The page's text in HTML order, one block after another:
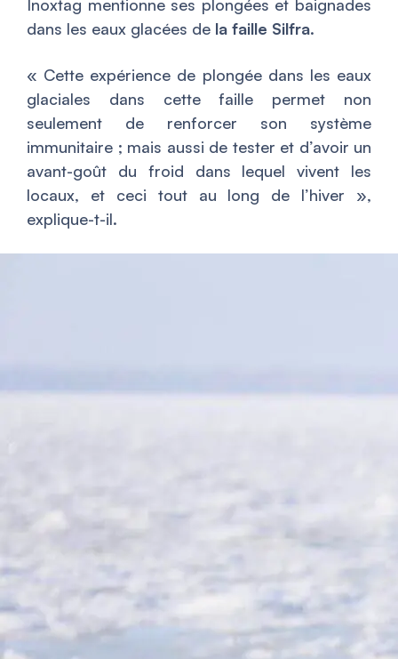
Inoxtag mentionne ses plongées et baignades
dans les eaux glacées de la faille Silfra.
« Cette expérience de plongée dans les eaux
glaciales dans cette faille permet non
seulement de renforcer son système
immunitaire ; mais aussi de tester et d’avoir un
avant-goût du froid dans lequel vivent les
locaux, et ceci tout au long de l’hiver »,
explique-t-il.